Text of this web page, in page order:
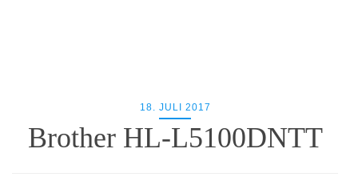
18. JULI 2017
Brother HL-L5100DNTT